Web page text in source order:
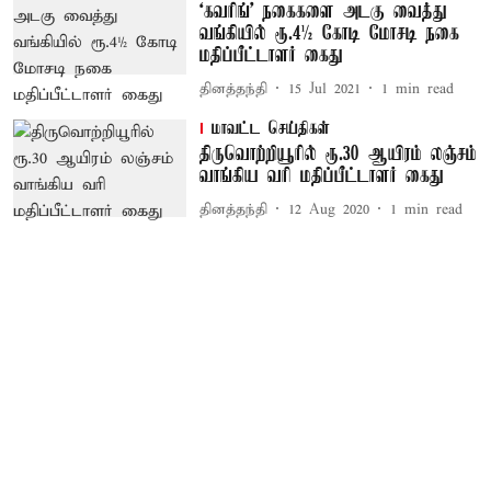
‘கவரிங்’ நகைகளை அடகு வைத்து
வங்கியில் ரூ.4½ கோடி மோசடி நகை
மதிப்பீட்டாளர் கைது
தினத்தந்தி 15 Jul 2021 1 min read
மாவட்ட செய்திகள்
திருவொற்றியூரில் ரூ.30 ஆயிரம் லஞ்சம்
வாங்கிய வரி மதிப்பீட்டாளர் கைது
தினத்தந்தி 12 Aug 2020 1 min read